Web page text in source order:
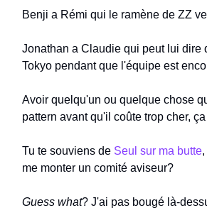
Benji a Rémi qui le ramène de ZZ
Jonathan a Claudie qui peut lui dire
Tokyo pendant que l'équipe est
Avoir quelqu'un ou quelque chose
pattern avant qu'il coûte trop cher,
Tu te souviens de Seul sur ma butte
me monter un comité aviseur?
Guess what? J'ai pas bougé là-